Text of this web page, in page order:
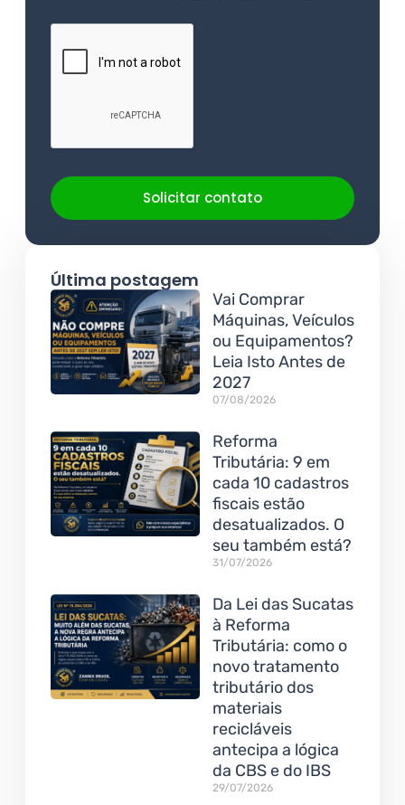
Solicitar contato
Última postagem
Vai Comprar
Máquinas, Veículos
ou Equipamentos?
Leia Isto Antes de
2027
07/08/2026
Reforma
Tributária: 9 em
cada 10 cadastros
fiscais estão
desatualizados. O
seu também está?
31/07/2026
Da Lei das Sucatas
à Reforma
Tributária: como o
novo tratamento
tributário dos
materiais
recicláveis
antecipa a lógica
da CBS e do IBS
29/07/2026